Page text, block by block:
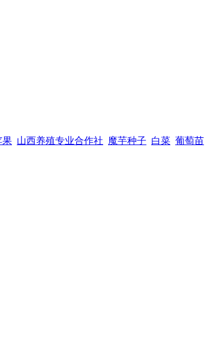
果 山西养殖专业合作社 魔芋种子 白菜 葡萄苗